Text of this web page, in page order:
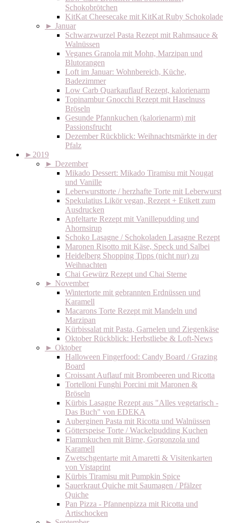
Schokobrötchen
KitKat Cheesecake mit KitKat Ruby Schokolade
► Januar
Schwarzwurzel Pasta Rezept mit Rahmsauce &
Walnüssen
Veganes Granola mit Mohn, Marzipan und
Blutorangen
Loft im Januar: Wohnbereich, Küche,
Badezimmer
Low Carb Quarkauflauf Rezept, kalorienarm
Topinambur Gnocchi Rezept mit Haselnuss
Bröseln
Gesunde Pfannkuchen (kalorienarm) mit
Passionsfrucht
Dezember Rückblick: Weihnachtsmärkte in der
Pfalz
► 2019
► Dezember
Mikado Dessert: Mikado Tiramisu mit Nougat
und Vanille
Leberwursttorte / herzhafte Torte mit Leberwurst
Spekulatius Likör vegan, Rezept + Etikett zum
Ausdrucken
Apfeltarte Rezept mit Vanillepudding und
Ahornsirup
Schoko Lasagne / Schokoladen Lasagne Rezept
Maronen Risotto mit Käse, Speck und Salbei
Heidelberg Shopping Tipps (nicht nur) zu
Weihnachten
Chai Gewürz Rezept und Chai Sterne
► November
Wintertorte mit gebrannten Erdnüssen und
Karamell
Macarons Torte Rezept mit Mandeln und
Marzipan
Kürbissalat mit Pasta, Garnelen und Ziegenkäse
Oktober Rückblick: Herbstliebe & Loft-News
► Oktober
Halloween Fingerfood: Candy Board / Grazing
Board
Croissant Auflauf mit Brombeeren und Ricotta
Tortelloni Funghi Porcini mit Maronen &
Bröseln
Kürbis Lasagne Rezept aus "Alles vegetarisch -
Das Buch" von EDEKA
Auberginen Pasta mit Ricotta und Walnüssen
Götterspeise Torte / Wackelpudding Kuchen
Flammkuchen mit Birne, Gorgonzola und
Karamell
Zwetschgentarte mit Amaretti & Visitenkarten
von Vistaprint
Kürbis Tiramisu mit Pumpkin Spice
Sauerkraut Quiche mit Saumagen / Pfälzer
Quiche
Pan Pizza - Pfannenpizza mit Ricotta und
Artischocken